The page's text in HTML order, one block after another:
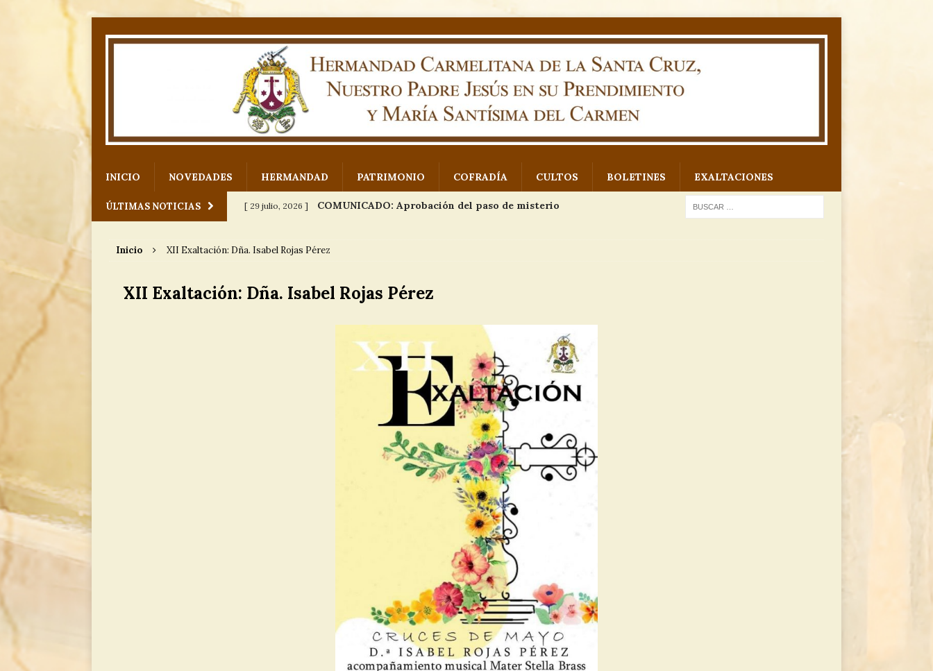
INICIO NOVEDADES HERMANDAD PATRIMONIO COFRADÍA CULTOS BOLETINES EXALTACIONES
ÚLTIMAS NOTICIAS [ 29 julio, 2026 ] COMUNICADO: Aprobación del paso de misterio
[ 6 julio, 2026 ] Imágenes VII Concurso de fotografía Monte
Solemne Función, Triduo y Besamanos en Honor
a María Santísima del Carmen 2026 CULTOS
Información cuota extraordinaria NOTICIAS
Inicio XII Exaltación: Dña. Isabel Rojas Pérez
XII Exaltación: Dña. Isabel Rojas Pérez